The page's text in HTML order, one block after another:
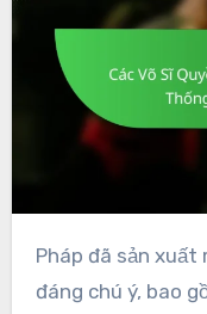
Pháp đã sản xuất một loạt tài năng quyền anh
đáng chú ý, bao